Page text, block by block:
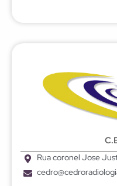
Rua coronel Jose